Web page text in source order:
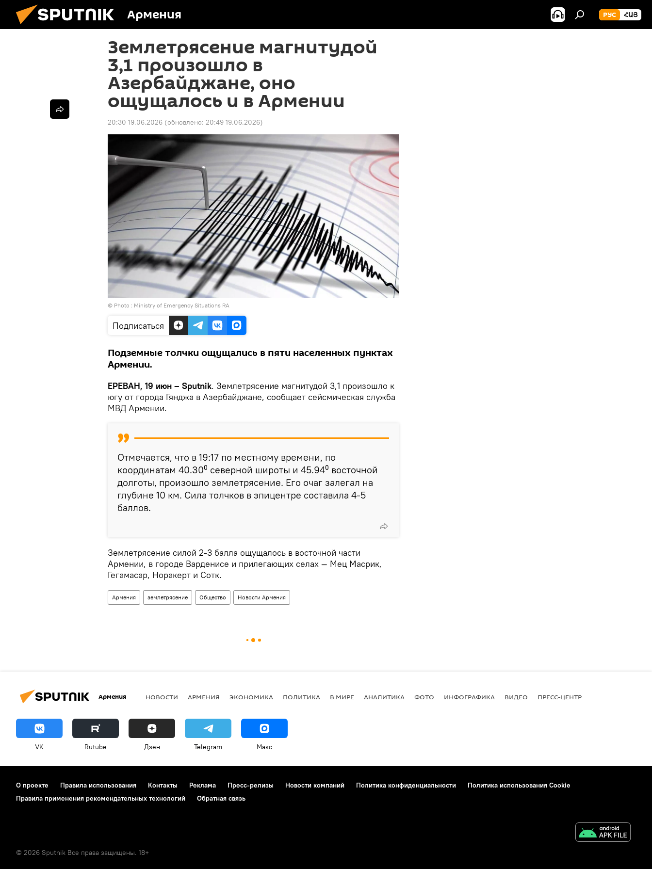
Армения РУС ՀԱՅ
Землетрясение магнитудой
3,1 произошло в
Азербайджане, оно
ощущалось и в Армении
20:30 19.06.2026 (обновлено: 20:49 19.06.2026)
© Photo : Ministry of Emergency Situations RA
Подписаться
Подземные толчки ощущались в пяти населенных пунктах
Армении.
ЕРЕВАН, 19 июн – Sputnik. Землетрясение магнитудой 3,1 произошло к
югу от города Гянджа в Азербайджане, сообщает сейсмическая служба
МВД Армении.
Отмечается, что в 19:17 по местному времени, по
координатам 40.30⁰ северной широты и 45․94⁰ восточной
долготы, произошло землетрясение. Его очаг залегал на
глубине 10 км. Сила толчков в эпицентре составила 4-5
баллов.
Землетрясение силой 2-3 балла ощущалось в восточной части
Армении, в городе Варденисе и прилегающих селах — Мец Масрик,
Гегамасар, Норакерт и Сотк.
Армения землетрясение Общество Новости Армения
Армения НОВОСТИ АРМЕНИЯ ЭКОНОМИКА ПОЛИТИКА В МИРЕ АНАЛИТИКА ФОТО ИНФОГРАФИКА ВИДЕО ПРЕСС-ЦЕНТР
VK Rutube Дзен Telegram Макс
О проекте Правила использования Контакты Реклама Пресс-релизы Новости компаний Политика конфиденциальности
Политика использования Cookie
Правила применения рекомендательных технологий
Обратная связь
© 2026 Sputnik Все права защищены. 18+